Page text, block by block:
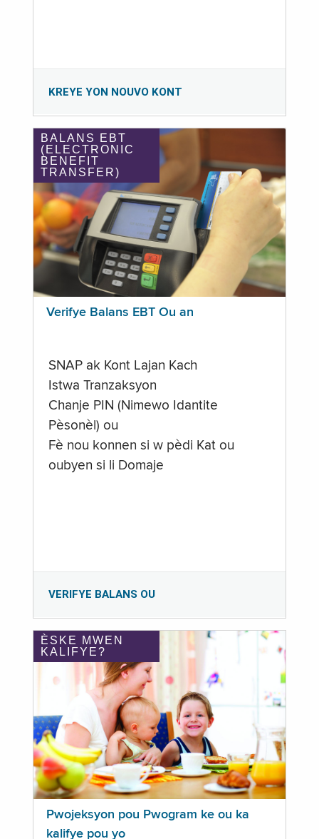
KREYE YON NOUVO KONT
BALANS EBT
(ELECTRONIC
BENEFIT
TRANSFER)
Verifye Balans EBT Ou an
SNAP ak Kont Lajan Kach
Istwa Tranzaksyon
Chanje PIN (Nimewo Idantite
Pèsonèl) ou
Fè nou konnen si w pèdi Kat ou
oubyen si li Domaje
VERIFYE BALANS OU
ÈSKE MWEN
KALIFYE?
Pwojeksyon pou Pwogram ke ou ka
kalifye pou yo